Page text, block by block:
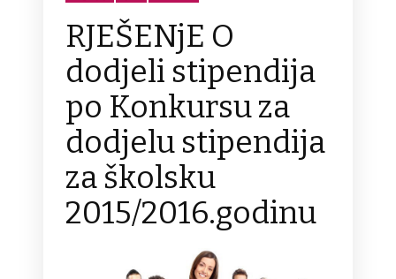
RJEŠENjE O
dodjeli stipendija
po Konkursu za
dodjelu stipendija
za školsku
2015/2016.godinu